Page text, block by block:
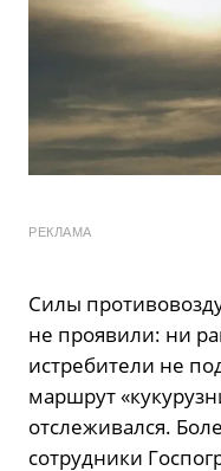
РЕКЛАМА
Силы
не проявили: ни
истребители не
маршрут
отслеживался.
сотрудники